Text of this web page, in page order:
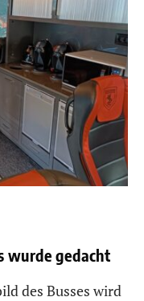
wurde gedacht
des Busses wird